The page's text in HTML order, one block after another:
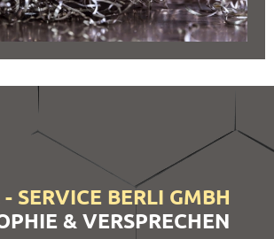
SERVICE BERLI GMBH
& VERSPRECHEN